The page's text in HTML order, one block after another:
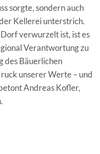
sorgte, sondern auch
Kellerei unterstrich.
Dorf verwurzelt ist, ist es
Verantwortung zu
des Bäuerlichen
unserer Werte – und
Andreas Kofler,